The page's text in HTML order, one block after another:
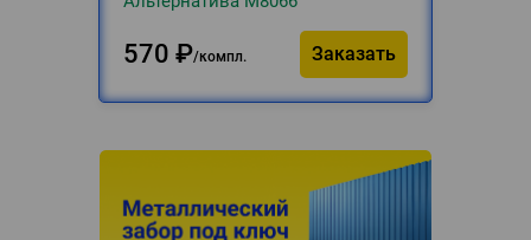
570 ₽ компл. Заказать